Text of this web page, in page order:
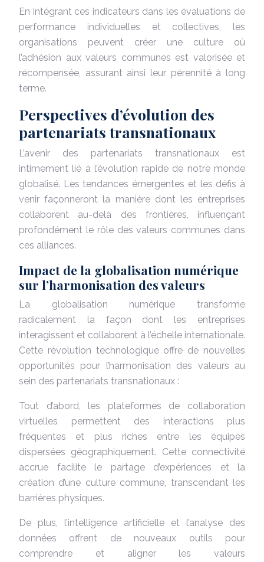
En intégrant ces indicateurs dans les évaluations de
performance individuelles et collectives, les
organisations peuvent créer une culture où
l’adhésion aux valeurs communes est valorisée et
récompensée, assurant ainsi leur pérennité à long
terme.
Perspectives d’évolution des
partenariats transnationaux
L’avenir des partenariats transnationaux est
intimement lié à l’évolution rapide de notre monde
globalisé. Les tendances émergentes et les défis à
venir façonneront la manière dont les entreprises
collaborent au-delà des frontières, influençant
profondément le rôle des valeurs communes dans
ces alliances.
Impact de la globalisation numérique
sur l’harmonisation des valeurs
La globalisation numérique transforme
radicalement la façon dont les entreprises
interagissent et collaborent à l’échelle internationale.
Cette révolution technologique offre de nouvelles
opportunités pour l’harmonisation des valeurs au
sein des partenariats transnationaux :
Tout d’abord, les plateformes de collaboration
virtuelles permettent des interactions plus
fréquentes et plus riches entre les équipes
dispersées géographiquement. Cette connectivité
accrue facilite le partage d’expériences et la
création d’une culture commune, transcendant les
barrières physiques.
De plus, l’intelligence artificielle et l’analyse des
données offrent de nouveaux outils pour
comprendre et aligner les valeurs